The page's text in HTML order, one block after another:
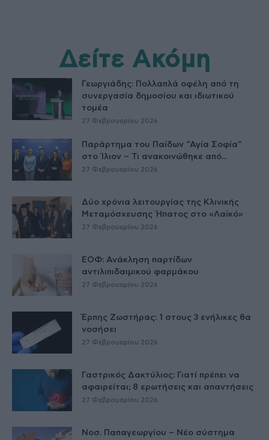
Δείτε Ακόμη
Γεωργιάδης: Πολλαπλά οφέλη από τη
συνεργασία δημοσίου και ιδιωτικού
τομέα
27 Φεβρουαρίου 2026
Παράρτημα του Παίδων “Αγία Σοφία”
στο Ίλιον – Τι ανακοινώθηκε από...
27 Φεβρουαρίου 2026
Δύο χρόνια λειτουργίας της Κλινικής
Μεταμόσχευσης Ήπατος στο «Λαϊκό»
27 Φεβρουαρίου 2026
ΕΟΦ: Ανάκληση παρτίδων
αντιλιπιδαιμικού φαρμάκου
27 Φεβρουαρίου 2026
Έρπης Ζωστήρας: 1 στους 3 ενήλικες θα
νοσήσει
27 Φεβρουαρίου 2026
Γαστρικός Δακτύλιος: Γιατί πρέπει να
αφαιρείται; 8 ερωτήσεις και απαντήσεις
27 Φεβρουαρίου 2026
Νοσ. Παπαγεωργίου – Νέο σύστημα